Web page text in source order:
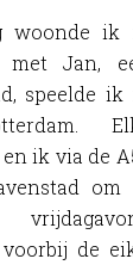
woonde ik
met Jan,
speelde ik
ik via de
om
de